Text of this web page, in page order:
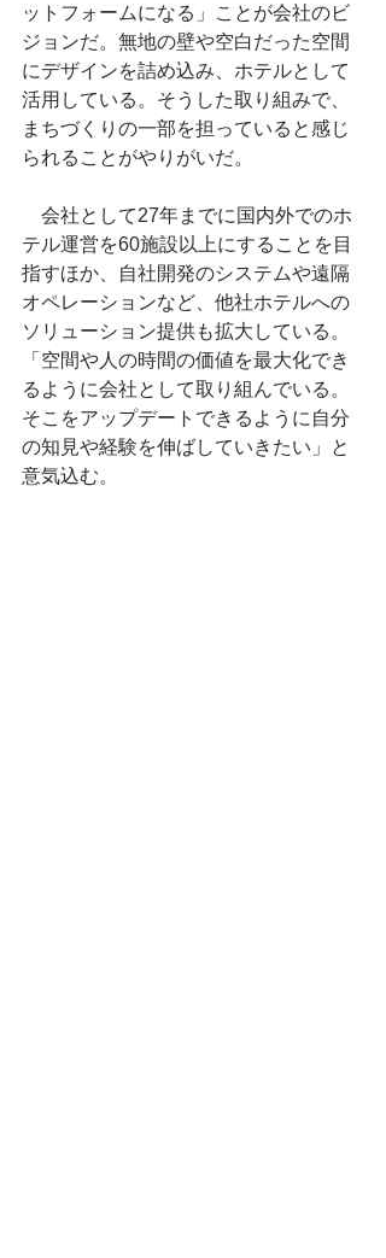
ットフォームになる」ことが会社のビ
ジョンだ。無地の壁や空白だった空間
にデザインを詰め込み、ホテルとして
活用している。そうした取り組みで、
まちづくりの一部を担っていると感じ
られることがやりがいだ。
会社として27年までに国内外でのホ
テル運営を60施設以上にすることを目
指すほか、自社開発のシステムや遠隔
オペレーションなど、他社ホテルへの
ソリューション提供も拡大している。
「空間や人の時間の価値を最大化でき
るように会社として取り組んでいる。
そこをアップデートできるように自分
の知見や経験を伸ばしていきたい」と
意気込む。